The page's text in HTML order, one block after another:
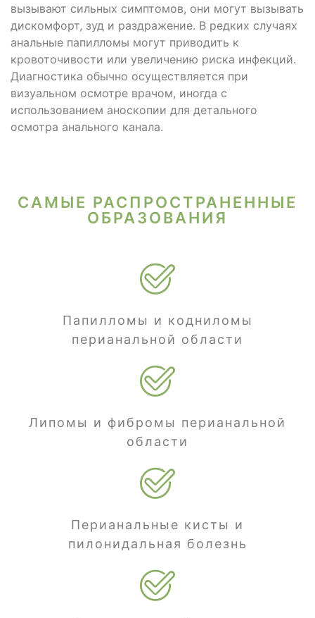
вызывают сильных симптомов, они могут вызывать
дискомфорт, зуд и раздражение. В редких случаях
анальные папилломы могут приводить к
кровоточивости или увеличению риска инфекций.
Диагностика обычно осуществляется при
визуальном осмотре врачом, иногда с
использованием аноскопии для детального
осмотра анального канала.
САМЫЕ РАСПРОСТРАНЕННЫЕ
ОБРАЗОВАНИЯ
Папилломы и кодниломы
перианальной области
Липомы и фибромы перианальной
области
Перианальные кисты и
пилонидальная болезнь